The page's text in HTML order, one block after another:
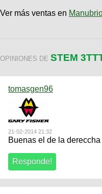
Ver más ventas en
OPINIONES DE STEM
tomasgen96
21-02-2014 21:32
Buenas el de la